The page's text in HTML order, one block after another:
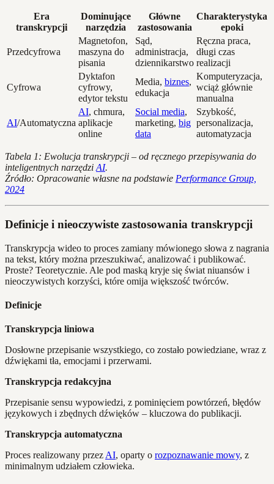
Era
transkrypcji
Dominujące
narzędzia
Główne
zastosowania
Charakterystyka
epoki
Przedcyfrowa
Magnetofon,
maszyna do
pisania
Sąd,
administracja,
dziennikarstwo
Ręczna praca,
długi czas
realizacji
Cyfrowa
Dyktafon
cyfrowy,
edytor tekstu
Media, biznes,
edukacja
Komputeryzacja,
wciąż głównie
manualna
AI/Automatyczna
AI, chmura,
aplikacje
online
Social media,
marketing, big
data
Szybkość,
personalizacja,
automatyzacja
Tabela 1: Ewolucja transkrypcji – od ręcznego przepisywania do
inteligentnych narzędzi AI.
Źródło: Opracowanie własne na podstawie Performance Group,
2024
Definicje i nieoczywiste zastosowania transkrypcji
Transkrypcja wideo to proces zamiany mówionego słowa z nagrania
na tekst, który można przeszukiwać, analizować i publikować.
Proste? Teoretycznie. Ale pod maską kryje się świat niuansów i
nieoczywistych korzyści, które omija większość twórców.
Definicje
Transkrypcja liniowa
Dosłowne przepisanie wszystkiego, co zostało powiedziane, wraz z
dźwiękami tła, emocjami i przerwami.
Transkrypcja redakcyjna
Przepisanie sensu wypowiedzi, z pominięciem powtórzeń, błędów
językowych i zbędnych dźwięków – kluczowa do publikacji.
Transkrypcja automatyczna
Proces realizowany przez AI, oparty o rozpoznawanie mowy, z
minimalnym udziałem człowieka.